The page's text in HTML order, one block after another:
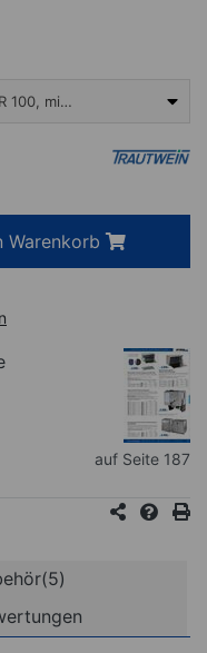
Fango-Paraffin Rührwerk AR 100, mit Energiespar-Komfort-Steuerung, 100 l, 400 V
Warenkorb
auf Seite 187